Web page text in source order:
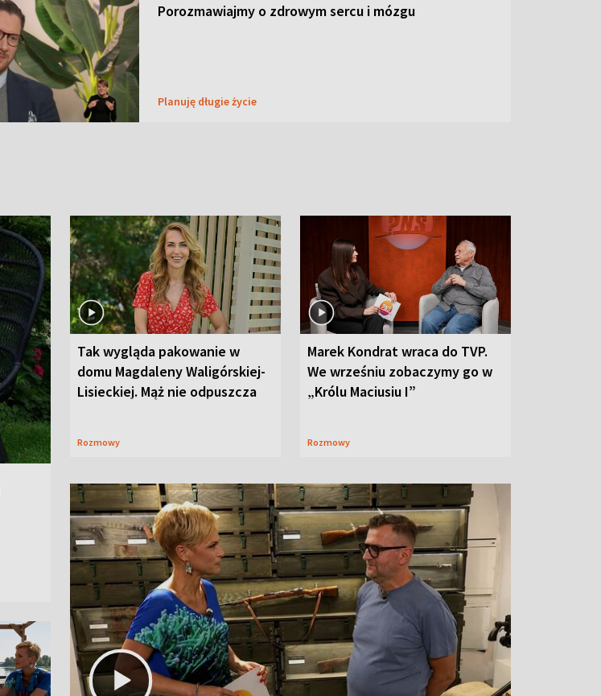
Porozmawiajmy o zdrowym sercu i mózgu
Planuję długie życie
Tak wygląda pakowanie w
domu Magdaleny Waligórskiej-
Lisieckiej. Mąż nie odpuszcza
Rozmowy
Marek Kondrat wraca do TVP.
We wrześniu zobaczymy go w
„Królu Maciusiu I”
Rozmowy